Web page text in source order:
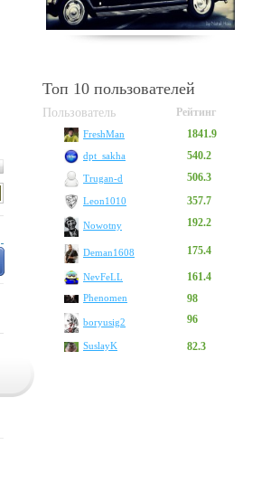
Топ 10 пользователей
Пользователь Рейтинг
FreshMan 1841.9
dpt_sakha 540.2
Trugan-d 506.3
Leon1010 357.7
Nowotny 192.2
Deman1608 175.4
NevFeLL 161.4
Phenomen 98
boryusig2 96
SuslayK 82.3